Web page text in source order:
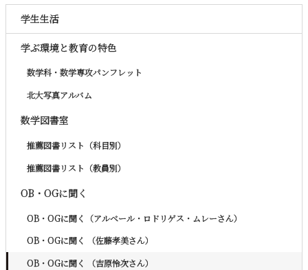
学生生活
学ぶ環境と教育の特色
数学科・数学専攻パンフレット
北大写真アルバム
数学図書室
推薦図書リスト（科目別）
推薦図書リスト（教員別）
OB・OGに聞く
OB・OGに聞く（アルベール・ロドリゲス・ムレーさん）
OB・OGに聞く （佐藤孝美さん）
OB・OGに聞く （吉原怜次さん）